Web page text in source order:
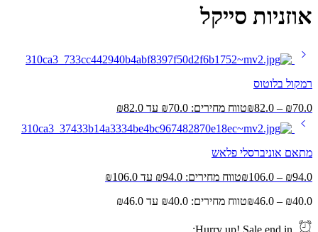
אוזניות סייקל
רמקול בלוטוס
₪70.0
–
₪82.0 טווח מחירים: ⁦₪70.0⁩ עד ⁦₪82.0⁩
מתאם אוניברסלי פלאש
₪94.0
–
₪106.0
טווח מחירים: ⁦₪94.0⁩ עד ⁦₪106.0⁩
₪40.0
–
₪46.0 טווח מחירים: ⁦₪40.0⁩ עד ⁦₪46.0⁩